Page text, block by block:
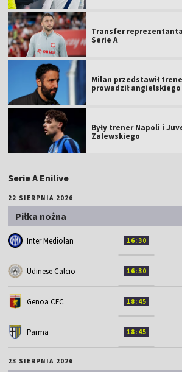
Transfer
Serie A
Milan przedstawił
prowadził
Były trener Napoli i
Zalewskiego
Serie A Enilive
22 SIERPNIA 2026
Piłka nożna
Inter Mediolan 16:30
Udinese Calcio 16:30
Genoa CFC 18:45
Parma 18:45
23 SIERPNIA 2026